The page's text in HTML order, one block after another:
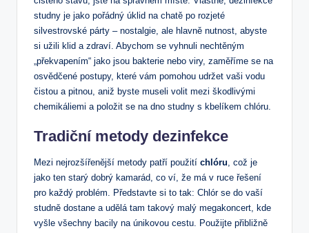
studny je jako pořádný úklid na chatě po rozjeté
silvestrovské párty – nostalgie, ale hlavně nutnost, abyste
si užili klid a zdraví. Abychom se vyhnuli nechtěným
„překvapením“ jako jsou bakterie nebo viry, zaměříme se na
osvědčené postupy, které vám pomohou udržet vaši vodu
čistou a pitnou, aniž byste museli volit mezi škodlivými
chemikáliemi a položit se na dno studny s kbelíkem chlóru.
Tradiční metody dezinfekce
Mezi nejrozšířenější metody patří použití chlóru, což je
jako ten starý dobrý kamarád, co ví, že má v ruce řešení
pro každý problém. Představte si to tak: Chlór se do vaší
studně dostane a udělá tam takový malý megakoncert, kde
vyšle všechny bacily na únikovou cestu. Použijte přibližně